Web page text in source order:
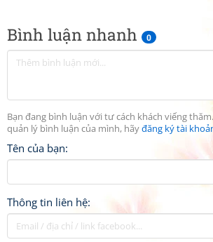
Bình luận nhanh 0
Bạn đang bình luận với tư cách khách viếng
quản lý bình luận của mình, hãyđăng ký tài
Tên của bạn:
Thông tin liên hệ: